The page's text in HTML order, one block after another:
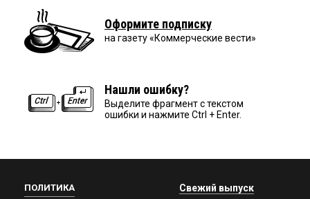
Оформите подписку
на газету «Коммерческие вести»
Нашли ошибку?
Выделите фрагмент с текстом
ошибки и нажмите Ctrl + Enter.
ПОЛИТИКА Свежий выпуск